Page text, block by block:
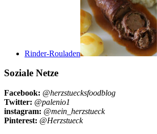
Rinder-Rouladen
Soziale Netze
Facebook: @herzstuecksfoodblog
Twitter: @palenio1
instagram: @mein_herzstueck
Pinterest: @Herzstueck